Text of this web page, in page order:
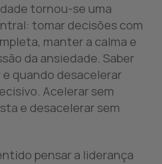
tornou-se uma
tomar decisões com
manter a calma e
da ansiedade. Saber
quando desacelerar
Acelerar sem
e desacelerar sem
pensar a liderança